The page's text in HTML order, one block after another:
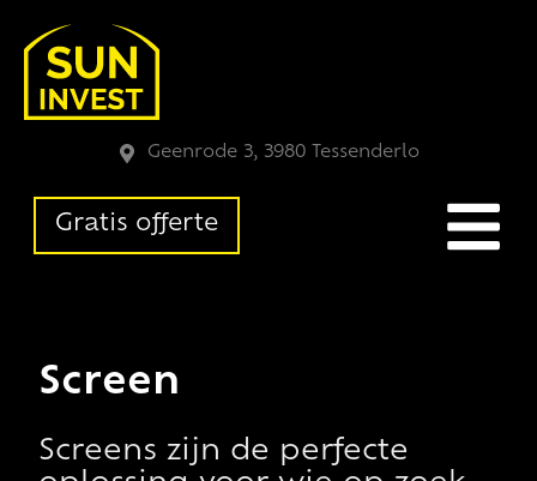
Geenrode 3, 3980 Tessenderlo
Gratis offerte
Screen
Screens zijn de perfecte